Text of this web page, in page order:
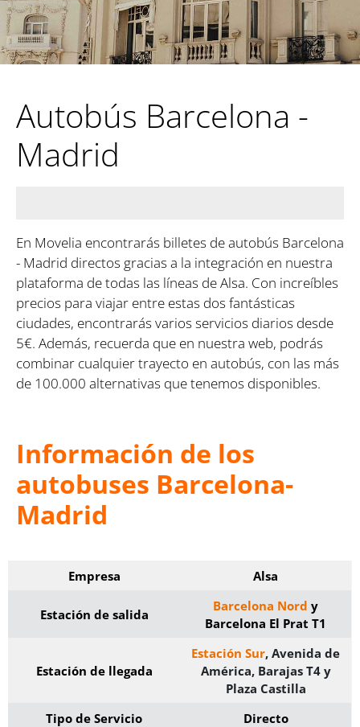
Autobús Barcelona -
Madrid
En Movelia encontrarás billetes de autobús Barcelona
- Madrid directos gracias a la integración en nuestra
plataforma de todas las líneas de Alsa. Con increíbles
precios para viajar entre estas dos fantásticas
ciudades, encontrarás varios servicios diarios desde
5€. Además, recuerda que en nuestra web, podrás
combinar cualquier trayecto en autobús, con las más
de 100.000 alternativas que tenemos disponibles.
Información de los
autobuses Barcelona-
Madrid
Empresa Alsa
Estación de salida
Barcelona Nord y
Barcelona El Prat T1
Estación de llegada
Estación Sur, Avenida de
América, Barajas T4 y
Plaza Castilla
Tipo de Servicio
Directo